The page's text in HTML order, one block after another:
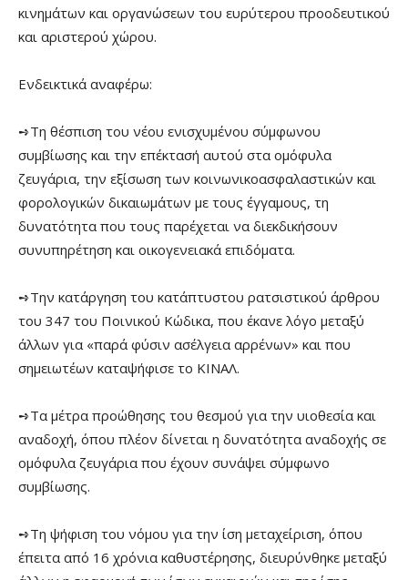
κινημάτων και οργανώσεων του ευρύτερου προοδευτικού
και αριστερού χώρου.
Ενδεικτικά αναφέρω:
➺Τη θέσπιση του νέου ενισχυμένου σύμφωνου
συμβίωσης και την επέκτασή αυτού στα ομόφυλα
ζευγάρια, την εξίσωση των κοινωνικοασφαλαστικών και
φορολογικών δικαιωμάτων με τους έγγαμους, τη
δυνατότητα που τους παρέχεται να διεκδικήσουν
συνυπηρέτηση και οικογενειακά επιδόματα.
➺Την κατάργηση του κατάπτυστου ρατσιστικού άρθρου
του 347 του Ποινικού Κώδικα, που έκανε λόγο μεταξύ
άλλων για «παρά φύσιν ασέλγεια αρρένων» και που
σημειωτέων καταψήφισε το ΚΙΝΑΛ.
➺Τα μέτρα προώθησης του θεσμού για την υιοθεσία και
αναδοχή, όπου πλέον δίνεται η δυνατότητα αναδοχής σε
ομόφυλα ζευγάρια που έχουν συνάψει σύμφωνο
συμβίωσης.
➺Τη ψήφιση του νόμου για την ίση μεταχείριση, όπου
έπειτα από 16 χρόνια καθυστέρησης, διευρύνθηκε μεταξύ